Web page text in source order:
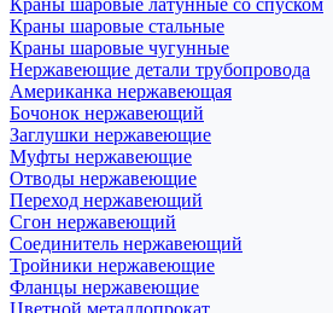
Краны шаровые латунные со спуском
Краны шаровые стальные
Краны шаровые чугунные
Нержавеющие детали трубопровода
Американка нержавеющая
Бочонок нержавеющий
Заглушки нержавеющие
Муфты нержавеющие
Отводы нержавеющие
Переход нержавеющий
Сгон нержавеющий
Соединитель нержавеющий
Тройники нержавеющие
Фланцы нержавеющие
Цветной металлопрокат